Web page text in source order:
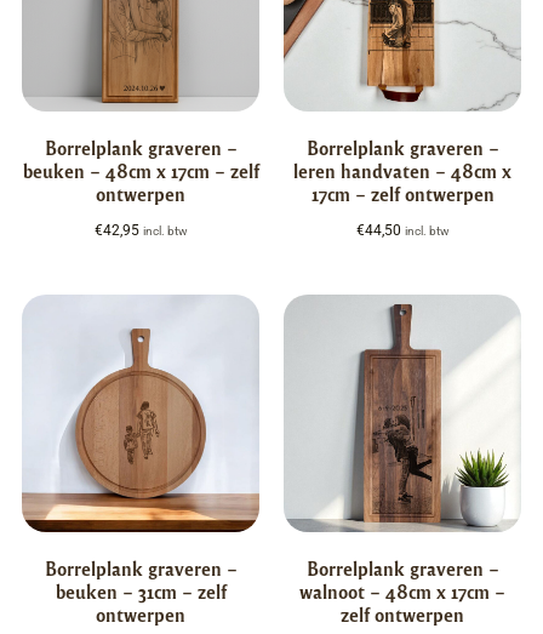
Borrelplank graveren –
beuken – 48cm x 17cm – zelf
ontwerpen
€42,95 incl. btw
Borrelplank graveren –
leren handvaten – 48cm x
17cm – zelf ontwerpen
€44,50 incl. btw
Borrelplank graveren –
beuken – 31cm – zelf
ontwerpen
Borrelplank graveren –
walnoot – 48cm x 17cm –
zelf ontwerpen